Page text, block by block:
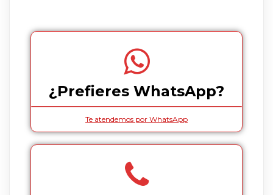
¿Prefieres WhatsApp?
Te atendemos por WhatsApp